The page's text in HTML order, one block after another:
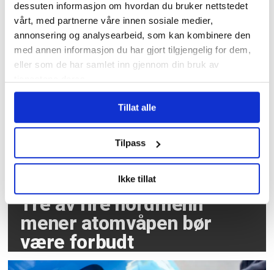
dessuten informasjon om hvordan du bruker nettstedet
vårt, med partnerne våre innen sosiale medier,
annonsering og analysearbeid, som kan kombinere den
med annen informasjon du har gjort tilgjengelig for dem,
eller som de har samlet inn gjennom din bruk av
Tillat alle
Tilpass
Ikke tillat
Over 1200 voldshendelser
på jobb varslet til
Arbeidstilsynet
Tre av fire nordmenn
mener atomvåpen bør
være forbudt